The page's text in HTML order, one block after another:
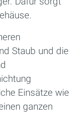
Staub und die
Einsätze wie
ganzen